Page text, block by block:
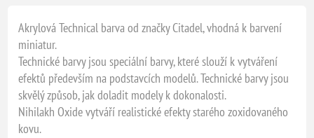
Akrylová Technical barva od značky Citadel, vhodná k barvení
miniatur.
Technické barvy jsou speciální barvy, které slouží k vytváření
efektů především na podstavcích modelů. Technické barvy jsou
skvělý způsob, jak doladit modely k dokonalosti.
Nihilakh Oxide vytváří realistické efekty starého zoxidovaného
kovu.